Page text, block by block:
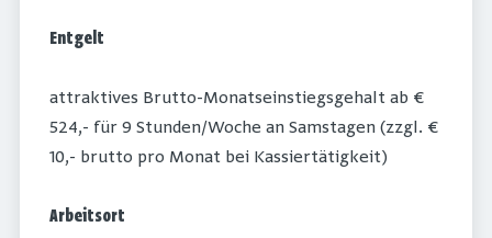
Entgelt
attraktives Brutto-Monatseinstiegsgehalt ab €
524,- für 9 Stunden/Woche an Samstagen (zzgl. €
10,- brutto pro Monat bei Kassiertätigkeit)
Arbeitsort